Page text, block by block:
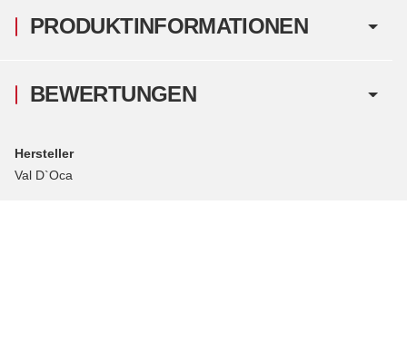
PRODUKTINFORMATIONEN
BEWERTUNGEN
Hersteller
Val D`Oca